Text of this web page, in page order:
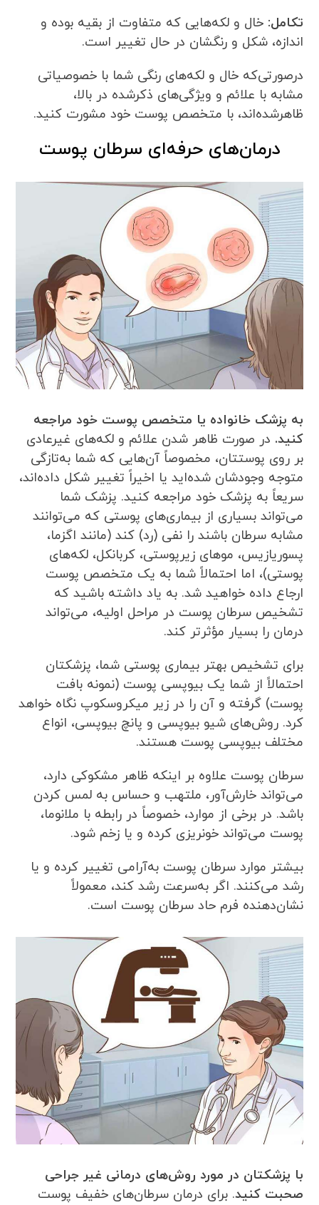
تکامل: خال و لکه‌هایی که متفاوت از بقیه بوده و
اندازه، شکل و رنگشان در حال تغییر است.
درصورتی‌که خال و لکه‌های رنگی شما با خصوصیاتی
مشابه با علائم و ویژگی‌های ذکرشده در بالا،
ظاهرشده‌اند، با متخصص پوست خود مشورت کنید.
درمان‌های حرفه‌ای سرطان پوست
به پزشک خانواده یا متخصص پوست خود مراجعه
کنید. در صورت ظاهر شدن علائم و لکه‌های غیرعادی
بر روی پوستتان، مخصوصاً آن‌هایی که شما به‌تازگی
متوجه وجودشان شده‌اید یا اخیراً تغییر شکل داده‌اند،
سریعاً به پزشک خود مراجعه کنید. پزشک شما
می‌تواند بسیاری از بیماری‌های پوستی که می‌توانند
مشابه سرطان باشند را نفی (رد) کند (مانند اگزما،
پسوریازیس، موهای زیرپوستی، کربانکل، لکه‌های
پوستی)، اما احتمالاً شما به یک متخصص پوست
ارجاع داده خواهید شد. به یاد داشته باشید که
تشخیص سرطان پوست در مراحل اولیه، می‌تواند
درمان را بسیار مؤثرتر کند.
برای تشخیص بهتر بیماری پوستی شما، پزشکتان
احتمالاً از شما یک بیوپسی پوست (نمونه بافت
پوست) گرفته و آن را در زیر میکروسکوپ نگاه خواهد
کرد. روش‌های شیو بیوپسی و پانچ بیوپسی، انواع
مختلف بیوپسی پوست هستند.
سرطان پوست علاوه بر اینکه ظاهر مشکوکی دارد،
می‌تواند خارش‌آور، ملتهب و حساس به لمس کردن
باشد. در برخی از موارد، خصوصاً در رابطه با ملانوما،
پوست می‌تواند خونریزی کرده و یا زخم شود.
بیشتر موارد سرطان پوست به‌آرامی تغییر کرده و یا
رشد می‌کنند. اگر به‌سرعت رشد کند، معمولاً
نشان‌دهنده فرم حاد سرطان پوست است.
با پزشکتان در مورد روش‌های درمانی غیر جراحی
صحبت کنید. برای درمان سرطان‌های خفیف پوست